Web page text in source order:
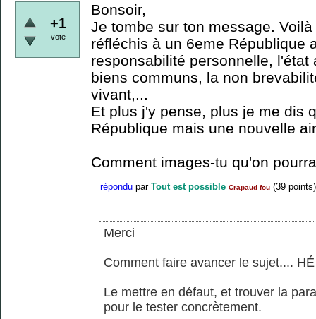
+1
vote
Bonsoir,
Je tombe sur ton message.
réfléchis à un 6eme République
responsabilité personnelle,
biens communs, la non
vivant,...
Et plus j'y pense, plus je me dis
République mais une nouvelle
Comment images-tu qu'on
répondu par Tout est possible Crapaud fou (39 points)
Merci
Comment faire avancer le sujet....
Le mettre en défaut, et trouver la
pour le tester concrètement.